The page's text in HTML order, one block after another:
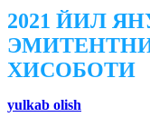
2021 ЙИЛ
ХИСОБОТИ
yulkab olish